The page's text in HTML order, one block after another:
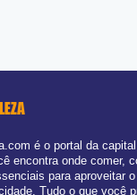
é o portal da
encontra onde comer,
para aproveitar
Tudo o que você